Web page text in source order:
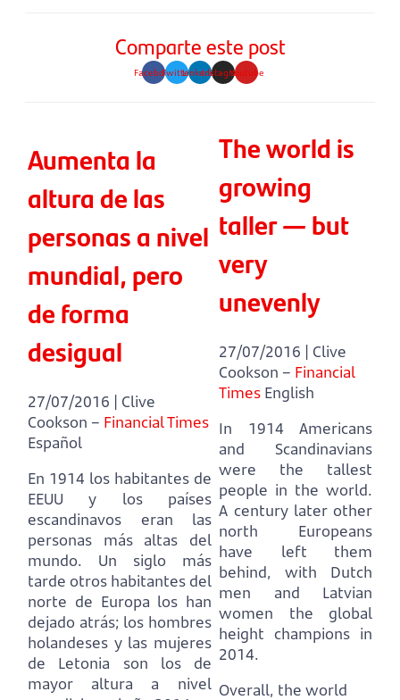
Comparte este post
FacebookTwitterLinkedinInstagramYoutube
Aumenta la
altura de las
personas a nivel
mundial, pero
de forma
desigual
27/07/2016 | Clive
Cookson – Financial Times
Español
En 1914 los habitantes de
EEUU y los países
escandinavos eran las
personas más altas del
mundo.
Un siglo más
tarde otros habitantes del
norte de Europa los han
dejado atrás; los hombres
holandeses y las mujeres
de Letonia son los de
mayor altura a nivel
The world is
growing
taller — but
very
unevenly
27/07/2016 | Clive
Cookson – Financial
Times English
In 1914 Americans
and Scandinavians
were the tallest
people in the world.
A century later other
north Europeans
have left them
behind,
with Dutch
men and Latvian
women the global
height champions in
2014.
Overall, the world